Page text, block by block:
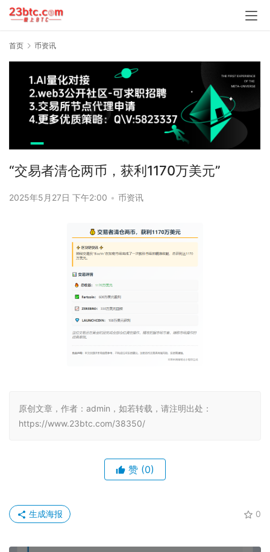
首页 币资讯
“交易者清仓两币，获利1170万美元”
2025年5月27日 下午2:00 • 币资讯
原创文章，作者：admin，如若转载，请注明出处：
https://www.23btc.com/38350/
赞 (0)
0
生成海报